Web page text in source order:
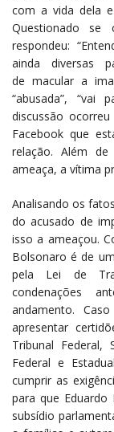
com a vida dela
Questionado
respondeu:
ainda diversas
de macular a
“abusada”, “vai
discussão
Facebook que
relação. Além
ameaça, a vítima
Analisando os
do acusado de
isso a ameaçou.
Bolsonaro é de
pela Lei de
condenações
andamento.
apresentar
Tribunal Federal,
Federal e
cumprir as
para que
subsídio